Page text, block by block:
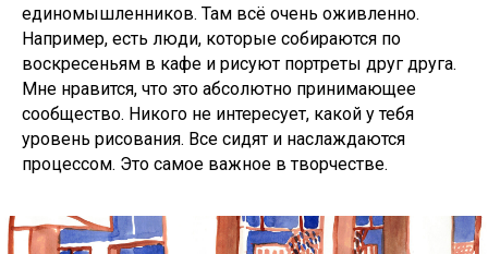
единомышленников. Там всё очень оживленно.
Например, есть люди, которые собираются по
воскресеньям в кафе и рисуют портреты друг друга.
Мне нравится, что это абсолютно принимающее
сообщество. Никого не интересует, какой у тебя
уровень рисования. Все сидят и наслаждаются
процессом. Это самое важное в творчестве.